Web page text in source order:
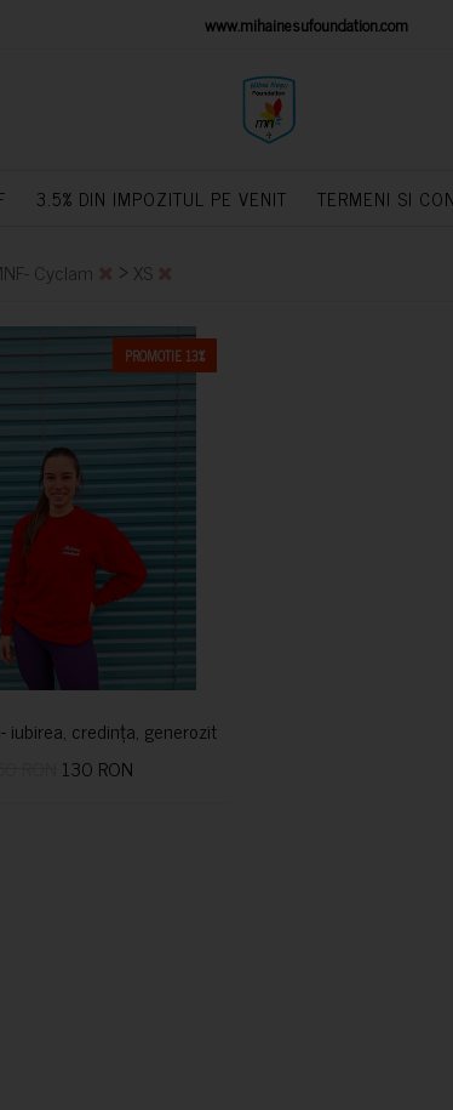
PLATFORM www.mihainesufoundation.com
3.5% DIN IMPOZITUL PE VENIT TERMENI SI
Cyclam > XS
PROMOTIE 13%
iubirea, credința, generozitatea vindecă
130 RON
CUMPARA